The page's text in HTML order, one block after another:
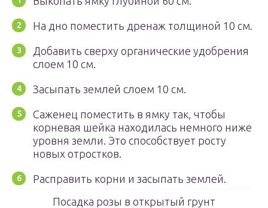
На дно поместить дренаж толщиной 10 см.
Добавить сверху органические удобрения
слоем 10 см.
Засыпать землей слоем 10 см.
Саженец поместить в ямку так, чтобы
корневая шейка находилась немного ниже
уровня земли. Это способствует росту
новых отростков.
Расправить корни и засыпать землей.
Посадка розы в открытый грунт